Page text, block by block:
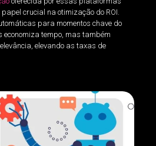
crucial na otimização do ROI.
para momentos chave do
economiza tempo, mas também
elevando as taxas de